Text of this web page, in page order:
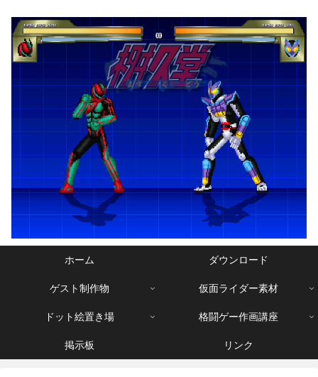
ホーム ダウンロード
ゲスト制作物 仮面ライダー素材
ドット絵置き場 格闘ゲー作画講座
掲示板 リンク